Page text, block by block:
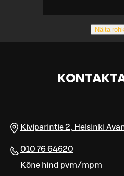
Näita
Kiviparintie 2, Helsinki
010 76 64620
Kõne hind pvm/mpm